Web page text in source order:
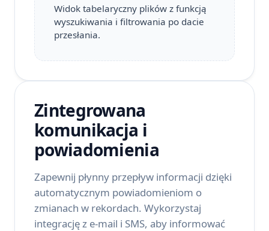
Widok tabelaryczny plików z funkcją
wyszukiwania i filtrowania po dacie
przesłania.
Zintegrowana
komunikacja i
powiadomienia
Zapewnij płynny przepływ informacji dzięki
automatycznym powiadomieniom o
zmianach w rekordach. Wykorzystaj
integrację z e-mail i SMS, aby informować